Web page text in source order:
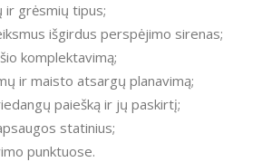
ir grėsmių tipus;
išgirdus perspėjimo sirenas;
komplektavimą;
ir maisto atsargų planavimą;
paiešką ir jų paskirtį;
statinius;
punktuose.